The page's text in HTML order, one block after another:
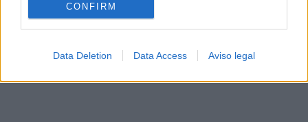
CONFIRM
Data Deletion Data Access Aviso legal